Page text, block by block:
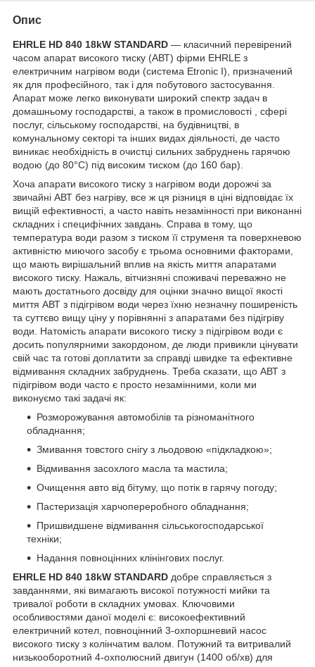
Опис
EHRLE HD 840 18kW STANDARD — класичний перевірений
часом апарат високого тиску (АВТ) фірми EHRLE з
електричним нагрівом води (система Etronic I), призначений
як для професійного, так і для побутового застосування.
Апарат може легко виконувати широкий спектр задач в
домашньому господарстві, а також в промисловості , сфері
послуг, сільському господарстві, на будівництві, в
комунальному секторі та інших видах діяльності, де часто
виникає необхідність в очистці сильних забруднень гарячою
водою (до 80°С) під високим тиском (до 160 бар).
Хоча апарати високого тиску з нагрівом води дорожчі за
звичайні АВТ без нагріву, все ж ця різниця в ціні відповідає їх
вищій ефективності, а часто навіть незамінності при виконанні
складних і специфічних завдань. Справа в тому, що
температура води разом з тиском її струменя та поверхневою
активністю миючого засобу є трьома основними факторами,
що мають вирішальний вплив на якість миття апаратами
високого тиску. Нажаль, вітчизняні споживачі переважно не
мають достатнього досвіду для оцінки значно вищої якості
миття АВТ з підігрівом води через їхню незначну поширеність
та суттєво вищу ціну у порівнянні з апаратами без підігріву
води. Натомість апарати високого тиску з підігрівом води є
досить популярними закордоном, де люди привикли цінувати
свій час та готові доплатити за справді швидке та ефективне
відмивання складних забруднень. Треба сказати, що АВТ з
підігрівом води часто є просто незамінними, коли ми
виконуємо такі задачі як:
Розморожування автомобілів та різноманітного
обладнання;
Змивання товстого снігу з льодовою «підкладкою»;
Відмивання засохлого масла та мастила;
Очищення авто від бітуму, що потік в гарячу погоду;
Пастеризація харчопереробного обладнання;
Пришвидшене відмивання сільськогосподарської
техніки;
Надання повноцінних клінінгових послуг.
EHRLE HD 840 18kW STANDARD добре справляється з
завданнями, які вимагають високої потужності мийки та
тривалої роботи в складних умовах. Ключовими
особливостями даної моделі є: високоефективний
електричний котел, повноцінний 3-охпоршневий насос
високого тиску з колінчатим валом. Потужний та витривалий
низькооборотний 4-охполюсний двигун (1400 об/хв) для